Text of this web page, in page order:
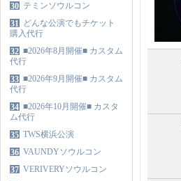
30 テミンソウルコン
31 どんな公演でもチケット
購入代行
32 ■2026年8月開催■ カスタム
代行
33 ■2026年9月開催■ カスタム
代行
34 ■2026年10月開催■ カスタ
ム代行
35 TWS横浜公演
36 VAUNDYソウルコン
37 VERIVERYソウルコン